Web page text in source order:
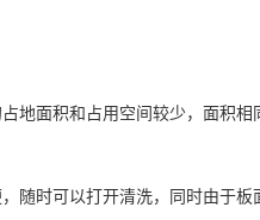
地面积和占用空间较少，面积相
随时可以打开清洗，同时由于板